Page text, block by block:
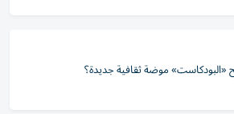
موضة ثقافية جديدة؟